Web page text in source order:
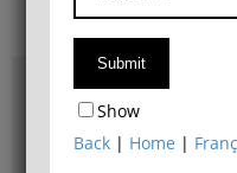
Access & maps
Philosophy
Show
Back | Home |